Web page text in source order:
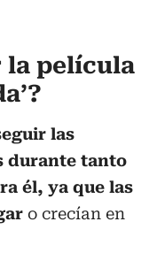
la película
las
durante tanto
él, ya que las
o crecían en